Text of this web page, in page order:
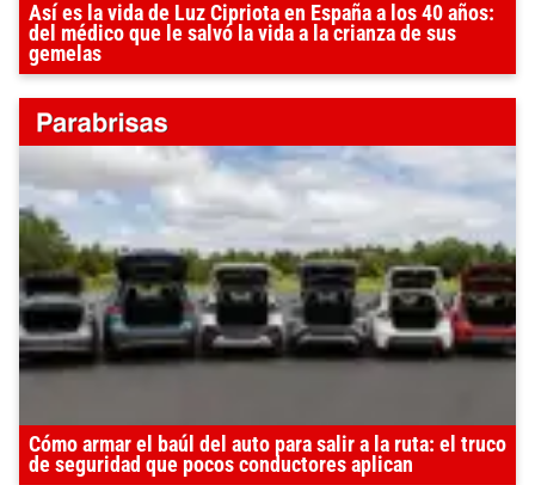
Así es la vida de Luz Cipriota en España a los 40 años:
del médico que le salvó la vida a la crianza de sus
gemelas
Cómo armar el baúl del auto para salir a la ruta: el truco
de seguridad que pocos conductores aplican